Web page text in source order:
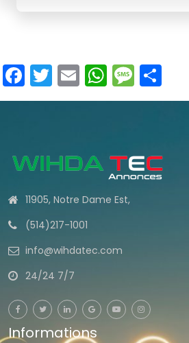
Facebook
Twitter
Email
11905, Notre Dame Est,
(514)217-1001
info@wihdatec.com
24/24 7/7
Informations